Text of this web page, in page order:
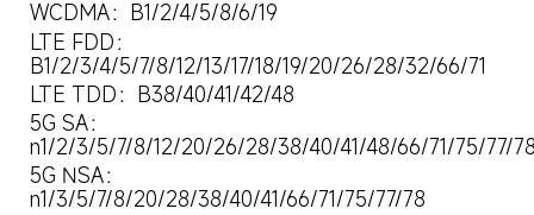
WCDMA：B1/2/4/5/8/6/19
LTE FDD：
B1/2/3/4/5/7/8/12/13/17/18/19/20/26/28/32/66/71
LTE TDD：B38/40/41/42/48
5G SA：
n1/2/3/5/7/8/12/20/26/28/38/40/41/48/66/71/75/77/
5G NSA：
n1/3/5/7/8/20/28/38/40/41/66/71/75/77/78